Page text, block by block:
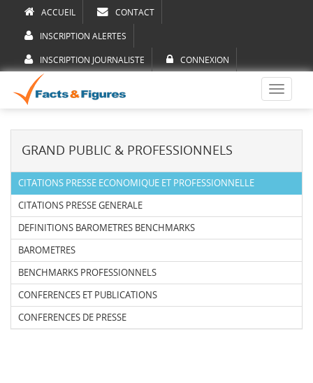
ACCUEIL CONTACT
INSCRIPTION ALERTES
INSCRIPTION JOURNALISTE CONNEXION
Toggle
GRAND PUBLIC & PROFESSIONNELS
CITATIONS PRESSE ECONOMIQUE ET PROFESSIONNELLE
CITATIONS PRESSE GENERALE
DEFINITIONS BAROMETRES BENCHMARKS
BAROMETRES
BENCHMARKS PROFESSIONNELS
CONFERENCES ET PUBLICATIONS
CONFERENCES DE PRESSE